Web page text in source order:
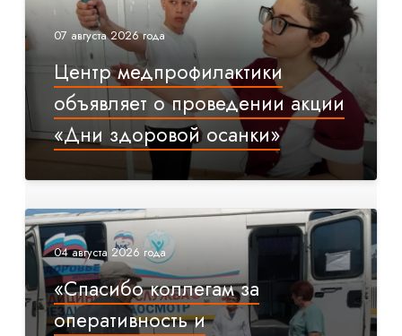
07 августа 2026 года
Центр медпрофилактики
объявляет о проведении акции
«Дни здоровой осанки»
04 августа 2026 года
«Спасибо коллегам за
оперативность и